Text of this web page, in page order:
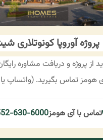
پروژه آوروپا کونوتلاری
از پروژه و دریافت مشاوره
هومز تماس بگیرید. (واتساپ یا
تماس با آی هومز630-6000